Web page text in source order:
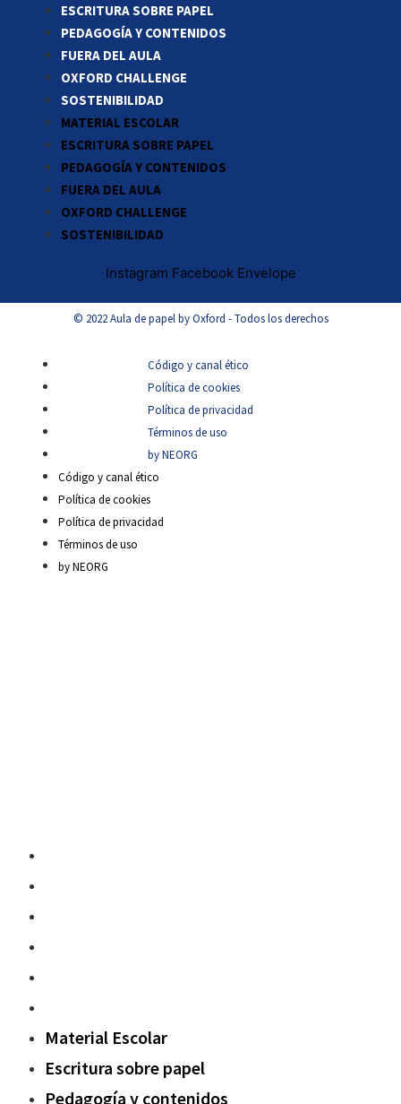
ESCRITURA SOBRE PAPEL
PEDAGOGÍA Y CONTENIDOS
FUERA DEL AULA
OXFORD CHALLENGE
SOSTENIBILIDAD
MATERIAL ESCOLAR
ESCRITURA SOBRE PAPEL
PEDAGOGÍA Y CONTENIDOS
FUERA DEL AULA
OXFORD CHALLENGE
SOSTENIBILIDAD
Instagram Facebook Envelope
© 2022 Aula de papel by Oxford - Todos los derechos
Código y canal ético
Política de cookies
Política de privacidad
Términos de uso
by NEORG
Código y canal ético
Política de cookies
Política de privacidad
Términos de uso
by NEORG
Material Escolar
Escritura sobre papel
Pedagogía y contenidos